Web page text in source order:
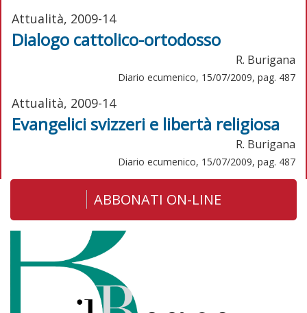
Attualità, 2009-14
Dialogo cattolico-ortodosso
R. Burigana
Diario ecumenico, 15/07/2009, pag. 487
Attualità, 2009-14
Evangelici svizzeri e libertà religiosa
R. Burigana
Diario ecumenico, 15/07/2009, pag. 487
ABBONATI ON-LINE